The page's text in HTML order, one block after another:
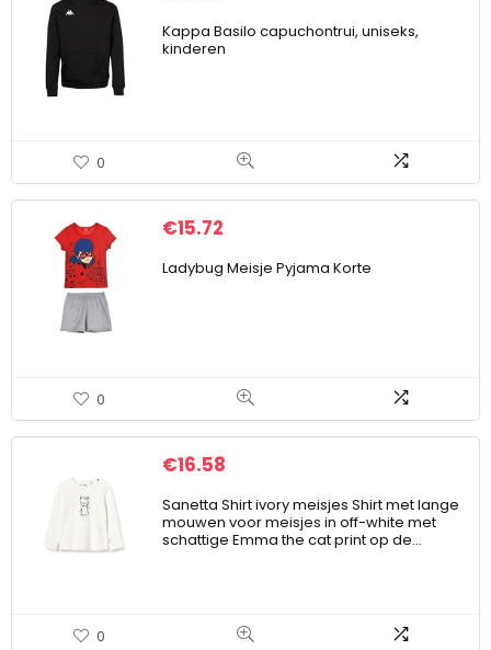
Kappa Basilo capuchontrui, uniseks,
kinderen
0
€15.72
Ladybug Meisje Pyjama Korte
0
€16.58
Sanetta Shirt ivory meisjes Shirt met lange
mouwen voor meisjes in off-white met
schattige Emma the cat print op de…
0